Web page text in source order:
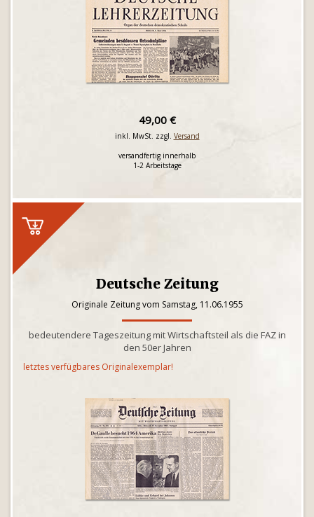
49,00 €
inkl. MwSt. zzgl. Versand
versandfertig innerhalb
1-2 Arbeitstage
Deutsche Zeitung
Originale Zeitung vom Samstag, 11.06.1955
bedeutendere Tageszeitung mit Wirtschaftsteil als die FAZ in
den 50er Jahren
letztes verfügbares Originalexemplar!